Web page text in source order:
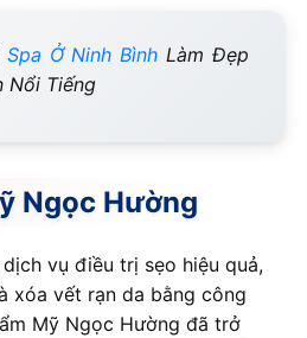
Spa Ở Ninh Bình Làm Đẹp
Nổi Tiếng
Ngọc Hường
vụ điều trị sẹo hiệu quả,
xóa vết rạn da bằng công
Mỹ Ngọc Hường đã trở